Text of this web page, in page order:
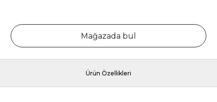
Mağazada bul
Ürün Özellikleri